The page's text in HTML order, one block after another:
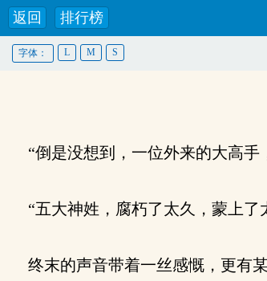
返回 排行榜
字体： L M S
“倒是没想到，一位外来的大高手
“五大神姓，腐朽了太久，蒙上
终末的声音带着一丝感慨，更有